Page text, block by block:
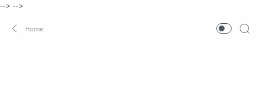
--> -->